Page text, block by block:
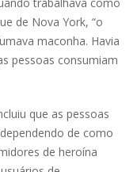
de Nova York, “o
maconha. Havia
pessoas consumiam
que as pessoas
de como
de heroína